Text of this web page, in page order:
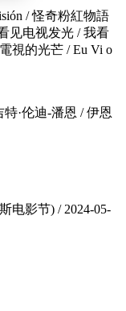
/怪奇粉紅物語
见电视发光 /我看
視的光芒 /Eu Vi o
特·伦迪-潘恩 /伊恩
电影节) / 2024-05-